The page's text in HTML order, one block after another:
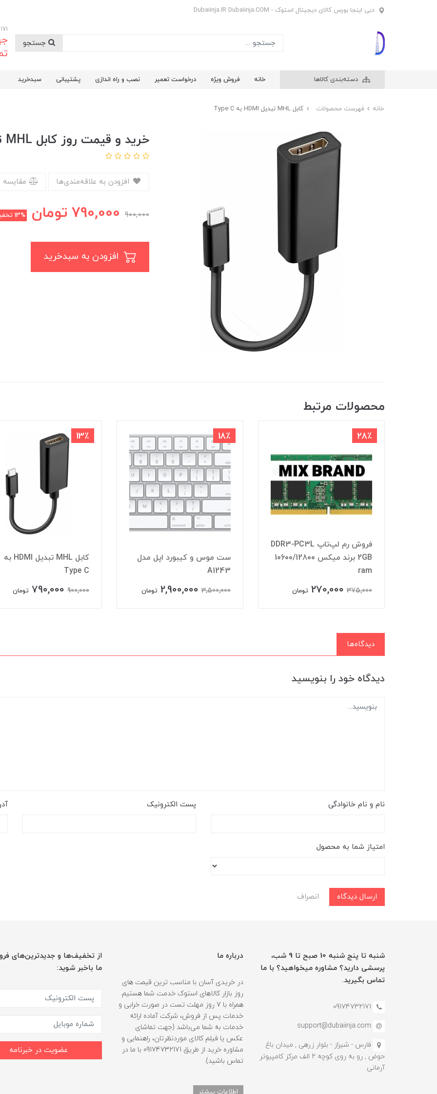
دبی اینجا بورس کالای دیجیتال استوک - Dubaiinja.IR Dubaiinja.COM
دسته‌بندی کالاها خانه فروش ویژه درخواست تعمیر نصب و راه اندازی پشتیبانی سبدخرید
خانه فهرست محصولات کابل MHL تبدیل HDMI به Type C
خرید و قیمت روز کابل MHL تبدیل HDMI به Type C
900,000
790,000 تومان 13%
محصولات مرتبط
28٪
فروش رم لپ‌تاپ DDR3-PC3L
2GB برند میکس 10600/12800
ram
375,000
270,000 تومان
18٪
ست موس و کیبورد اپل مدل
A1243
3,500,000
2,900,000 تومان
13٪
کابل MHL تبدیل HDMI به
Type C
900,000
790,000 تومان
دیدگاه‌ها
دیدگاه خود را بنویسید
نام و نام خانوادگی پست الکترونیک
امتیاز شما به محصول
ارسال دیدگاه انصراف
شنبه تا پنج شنبه 10 صبح تا 9 شب،
پرسشی دارید؟ مشاوره میخواهید؟ با ما
تماس بگیرید.
09174732171
support@dubaiinja.com
فارس - شیراز - بلوار زرهی , میدان باغ
حوض , رو به روی کوچه 2 الف مرکز کامپیوتر
آرمانی
درباره ما
در خریدی آسان با مناسب ترین قیمت های
روز بازار کالاهای استوک خدمت شما هستیم.
همراه با 7 روز مهلت تست در صورت خرابی و
خدمات پس از فروش، شرکت آماده ارائه
خدمات به شما می‌باشد (جهت تماشای
عکس یا فیلم کالای موردنظرتان، راهنمایی و
مشاوره خرید از طریق 09174732171 با ما در
تماس باشید).
اطلاعات بیشتر
از تخفیف‌ها و جدیدترین‌های
ما باخبر شوید:
عضویت در خبرنامه